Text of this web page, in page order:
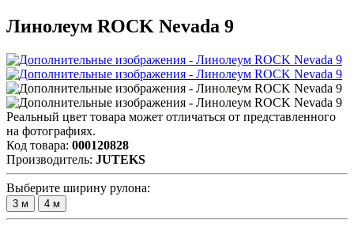
Линолеум ROCK Nevada 9
Реальный цвет товара может отличаться от представленного
на фотографиях.
Код товара: 000120828
Производитель: JUTEKS
Выберите ширину рулона:
3 м 4 м